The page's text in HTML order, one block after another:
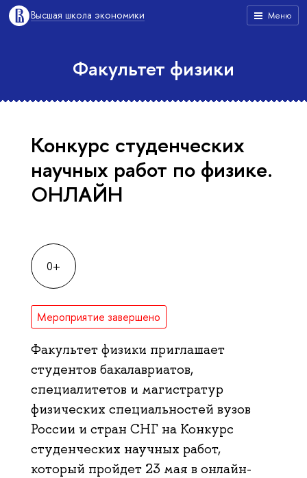
Меню
Высшая школа экономики
Факультет физики
Конкурс студенческих
научных работ по физике.
ОНЛАЙН
0+
Мероприятие завершено
Факультет физики приглашает
студентов бакалавриатов,
специалитетов и магистратур
физических специальностей вузов
России и стран СНГ на Конкурс
студенческих научных работ,
который пройдет 23 мая в онлайн-